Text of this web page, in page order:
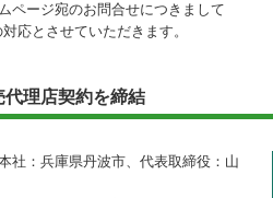
ページ宛のお問合せにつきまして
応とさせていただきます。
理店契約を締結
社：兵庫県丹波市、代表取締役：山